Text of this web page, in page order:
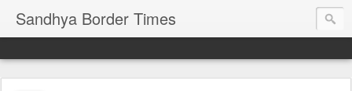
Sandhya Border Times